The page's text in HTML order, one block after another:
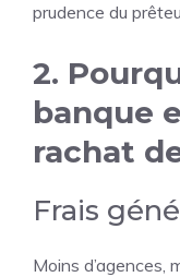
prudence du
2.
banque
rachat
Frais
Moins d’agences,